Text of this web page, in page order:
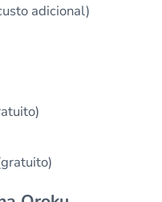
adicional)